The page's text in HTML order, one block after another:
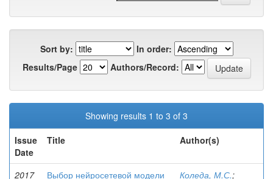
Sort by:
In order:
Results/Page
Authors/Record:
Showing results 1 to 3 of 3
Issue
Date
Title Author(s)
2017
Выбор нейросетевой модели
Коледа, М.С.;